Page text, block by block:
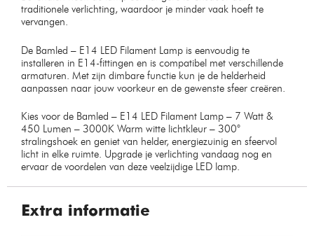
traditionele verlichting, waardoor je minder vaak hoeft te
vervangen.
De Bamled – E14 LED Filament Lamp is eenvoudig te
installeren in E14-fittingen en is compatibel met verschillende
armaturen. Met zijn dimbare functie kun je de helderheid
aanpassen naar jouw voorkeur en de gewenste sfeer creëren.
Kies voor de Bamled – E14 LED Filament Lamp – 7 Watt &
450 Lumen – 3000K Warm witte lichtkleur – 300°
stralingshoek en geniet van helder, energiezuinig en sfeervol
licht in elke ruimte. Upgrade je verlichting vandaag nog en
ervaar de voordelen van deze veelzijdige LED lamp.
Extra informatie